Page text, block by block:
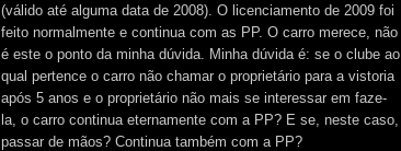
(válido até alguma data de 2008). O licenciamento de 2009 foi
feito normalmente e continua com as PP. O carro merece, não
é este o ponto da minha dúvida. Minha dúvida é: se o clube ao
qual pertence o carro não chamar o proprietário para a vistoria
após 5 anos e o proprietário não mais se interessar em faze-
la, o carro continua eternamente com a PP? E se, neste caso,
passar de mãos? Continua também com a PP?